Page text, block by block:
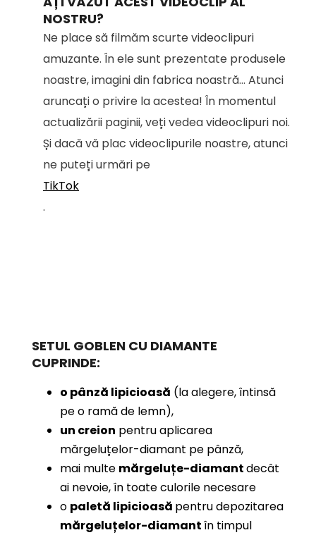
NOSTRU?
Ne place să filmăm scurte videoclipuri
amuzante. În ele sunt prezentate produsele
noastre, imagini din fabrica noastră... Atunci
aruncați o privire la acestea! În momentul
actualizării paginii, veți vedea videoclipuri noi.
Și dacă vă plac videoclipurile noastre, atunci
ne puteți urmări pe
TikTok
.
SETUL GOBLEN CU DIAMANTE
CUPRINDE:
o pânză lipicioasă (la alegere, întinsă
pe o ramă de lemn),
un creion pentru aplicarea
mărgeluțelor-diamant pe pânză,
mai multe mărgeluțe-diamantdecât
ai nevoie, în toate culorile necesare
o paletă lipicioasă pentru depozitarea
mărgeluțelor-diamantîn timpul